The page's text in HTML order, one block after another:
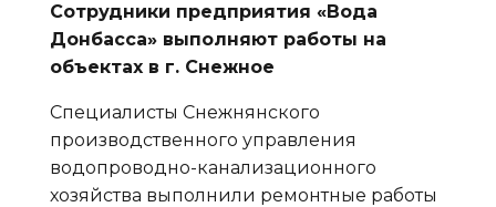
Сотрудники предприятия «Вода
Донбасса» выполняют работы на
объектах в г. Снежное
Специалисты Снежнянского
производственного управления
водопроводно-канализационного
хозяйства выполнили ремонтные работы